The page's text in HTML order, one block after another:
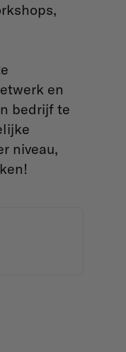
en
bedrijf te
niveau,